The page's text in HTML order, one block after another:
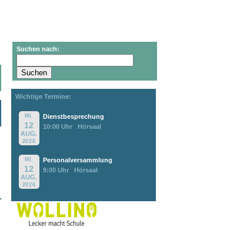
Suchen nach:
Wichtige Termine:
MI.
12
AUG.
2026
Dienstbesprechung
10:00 Uhr
Hörsaal
MI.
12
AUG.
2026
Personalversammlung
9:00 Uhr
Hörsaal